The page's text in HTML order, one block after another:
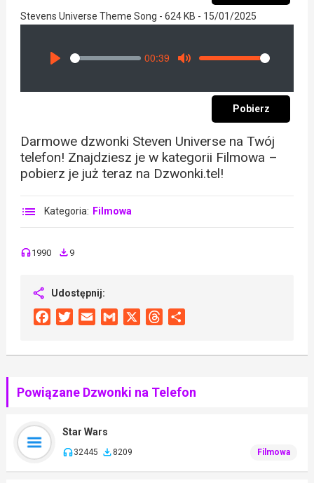
Stevens Universe Theme Song - 624 KB - 15/01/2025
Seek
00:39
Volume
Pobierz
Darmowe dzwonki Steven Universe na Twój
telefon! Znajdziesz je w kategorii Filmowa –
pobierz je już teraz na Dzwonki.tel!
Kategoria: Filmowa
1990 9
Udostępnij:
FacebookTwitterEmail Gmail Threads
Powiązane Dzwonki na Telefon
Star Wars
32445 8209 Filmowa